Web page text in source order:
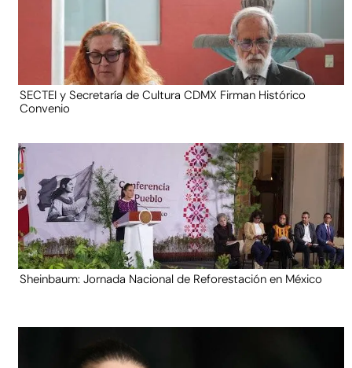
SECTEI y Secretaría de Cultura CDMX Firman Histórico
Convenio
Sheinbaum: Jornada Nacional de Reforestación en México